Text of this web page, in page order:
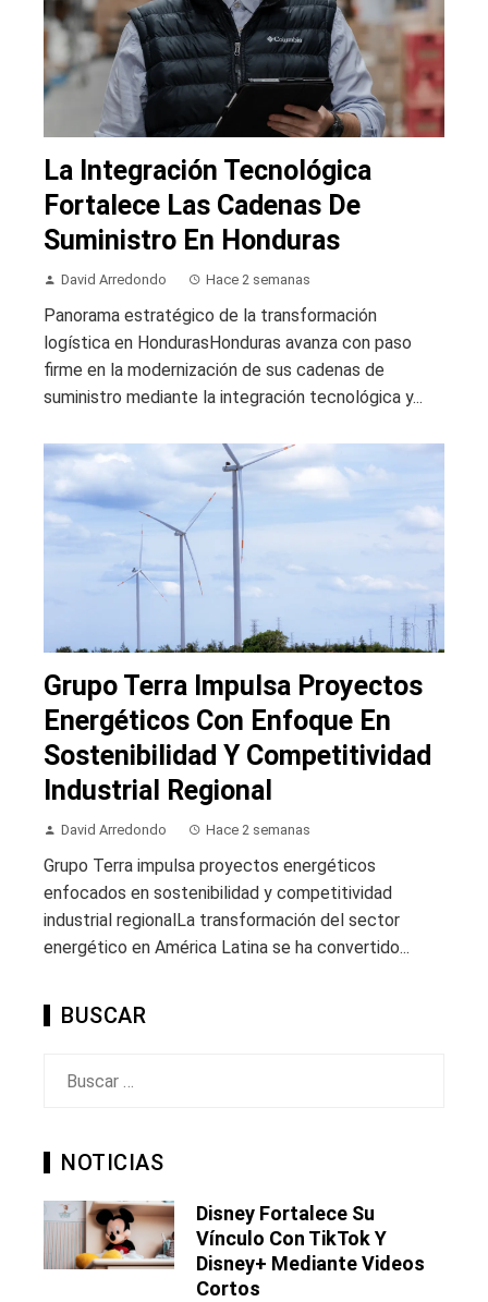
La Integración Tecnológica
Fortalece Las Cadenas De
Suministro En Honduras
David Arredondo Hace 2 semanas
Panorama estratégico de la transformación
logística en HondurasHonduras avanza con paso
firme en la modernización de sus cadenas de
suministro mediante la integración tecnológica y...
Grupo Terra Impulsa Proyectos
Energéticos Con Enfoque En
Sostenibilidad Y Competitividad
Industrial Regional
David Arredondo Hace 2 semanas
Grupo Terra impulsa proyectos energéticos
enfocados en sostenibilidad y competitividad
industrial regionalLa transformación del sector
energético en América Latina se ha convertido...
BUSCAR
NOTICIAS
Disney Fortalece Su
Vínculo Con TikTok Y
Disney+ Mediante Videos
Cortos